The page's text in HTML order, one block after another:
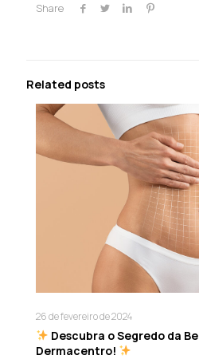
Share
Related posts
26 de fevereiro de 2024
Descubra o Segredo da
Dermacentro!